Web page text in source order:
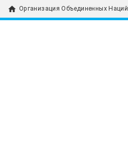
home Организация Объединенных Наций